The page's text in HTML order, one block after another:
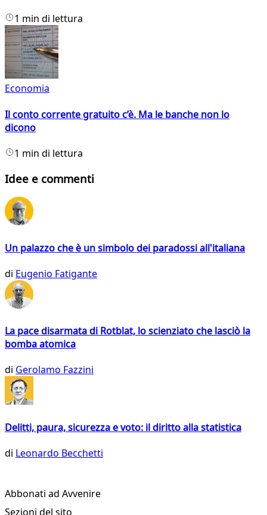
1 min di lettura
Economia
Il conto corrente gratuito c’è. Ma le banche non lo
dicono
1 min di lettura
Idee e commenti
Un palazzo che è un simbolo dei paradossi all'italiana
di Eugenio Fatigante
La pace disarmata di Rotblat, lo scienziato che lasciò la
bomba atomica
di Gerolamo Fazzini
Delitti, paura, sicurezza e voto: il diritto alla statistica
di Leonardo Becchetti
Abbonati ad Avvenire
Sezioni del sito